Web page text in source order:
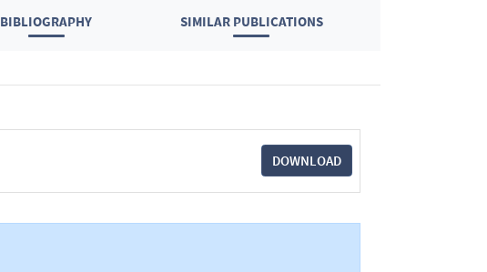
BIBLIOGRAPHY SIMILAR PUBLICATIONS
DOWNLOAD